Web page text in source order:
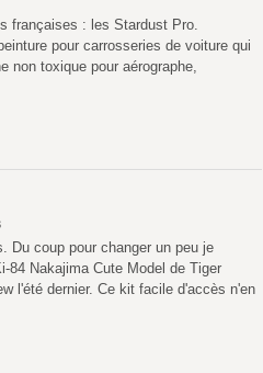
françaises : les Stardust Pro.
pour carrosseries de voiture qui
non toxique pour aérographe,
Du coup pour changer un peu je
84 Nakajima Cute Model de Tiger
l'été dernier. Ce kit facile d'accès n'en